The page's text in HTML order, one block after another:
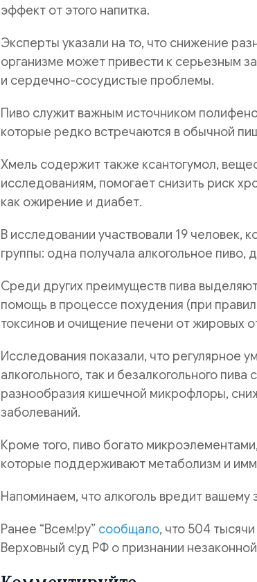
эффект от этого напитка.
Эксперты указали на то, что снижение
организме может привести к серьезным
и сердечно-сосудистые проблемы.
Пиво служит важным источником
которые редко встречаются в обычной
Хмель содержит также ксантогумол,
исследованиям, помогает снизить риск
как ожирение и диабет.
В исследовании участвовали 19 человек,
группы: одна получала алкогольное пиво,
Среди других преимуществ пива
помощь в процессе похудения (при
токсинов и очищение печени от жировых
Исследования показали, что регулярное
алкогольного, так и безалкогольного
разнообразия кишечной микрофлоры,
заболеваний.
Кроме того, пиво богато
которые поддерживают метаболизм и
Напоминаем, что алкоголь вредит вашему
Ранее “Всем!ру” сообщало, что 504
Верховный суд РФ о признании